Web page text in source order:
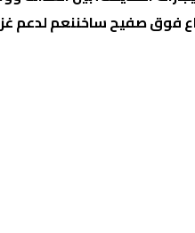
فوق صفيح ساخننعم لدعم